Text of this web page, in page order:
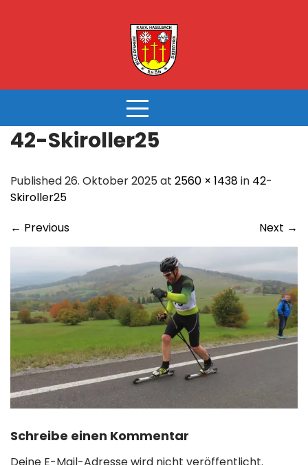
42-Skiroller25
Published 26. Oktober 2025 at 2560 × 1438in 42-
Skiroller25
← Previous Next →
Schreibe einen Kommentar
Deine E-Mail-Adresse wird nicht veröffentlicht.